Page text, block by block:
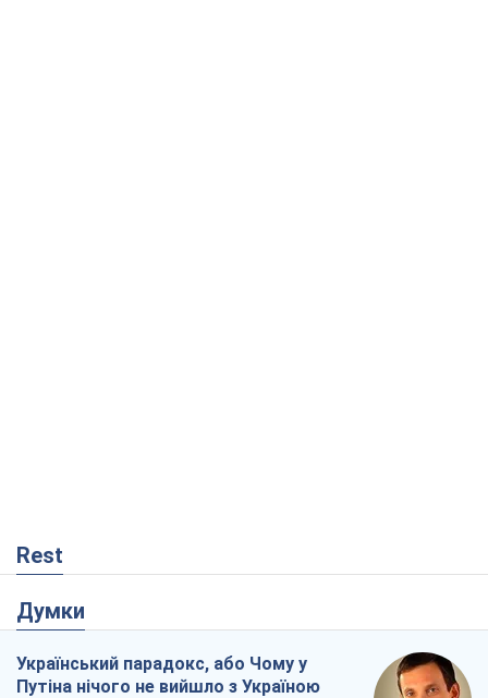
Rest
Думки
Український парадокс, або Чому у
Путіна нічого не вийшло з Україною